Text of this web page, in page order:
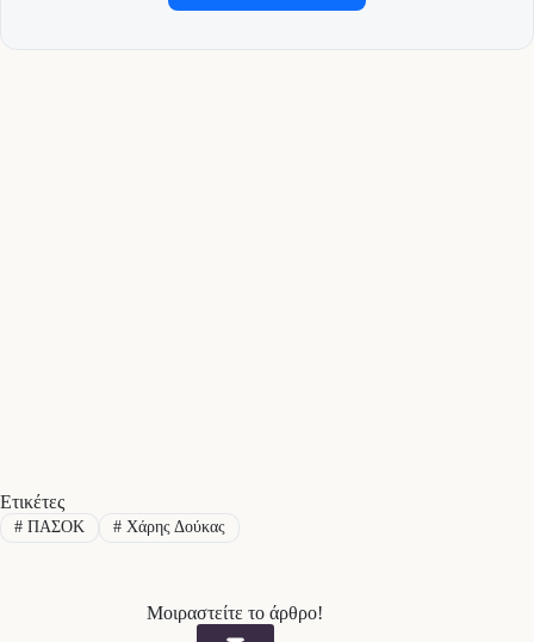
Ετικέτες
#ΠΑΣΟΚ #Χάρης Δούκας
Μοιραστείτε το άρθρο!